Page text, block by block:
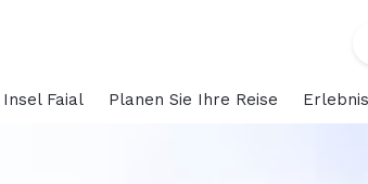
Insel Faial Planen Sie Ihre Reise